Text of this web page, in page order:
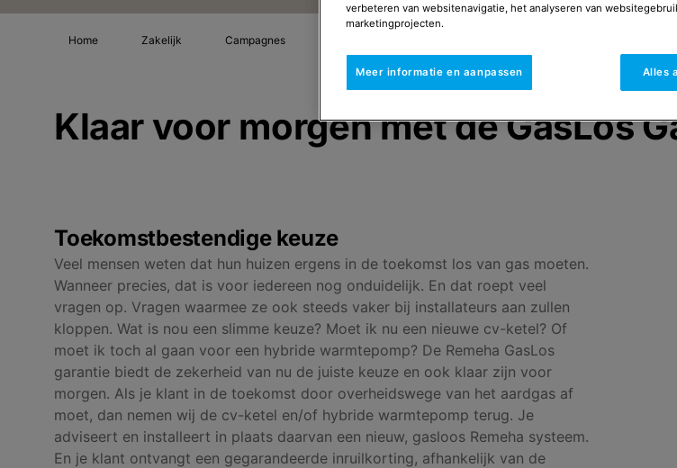
Home Zakelijk Campagnes
Klaar voor morgen met de GasLos
Toekomstbestendige keuze
Veel mensen weten dat hun huizen ergens in de toekomst los van gas moeten.
Wanneer precies, dat is voor iedereen nog onduidelijk. En dat roept veel
vragen op. Vragen waarmee ze ook steeds vaker bij installateurs aan zullen
kloppen. Wat is nou een slimme keuze? Moet ik nu een nieuwe cv-ketel? Of
moet ik toch al gaan voor een hybride warmtepomp? De Remeha GasLos
garantie biedt de zekerheid van nu de juiste keuze en ook klaar zijn voor
morgen. Als je klant in de toekomst door overheidswege van het aardgas af
moet, dan nemen wij de cv-ketel en/of hybride warmtepomp terug. Je
adviseert en installeert in plaats daarvan een nieuw, gasloos Remeha systeem.
En je klant ontvangt een gegarandeerde inruilkorting, afhankelijk van de
verbeteren van websitenavigatie, het analyseren van
marketingprojecten.
Meer informatie en aanpassen Alles